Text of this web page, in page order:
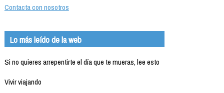
Contacta con nosotros
Lo más leído de la web
Si no quieres arrepentirte el día que te mueras, lee esto
Vivir viajando